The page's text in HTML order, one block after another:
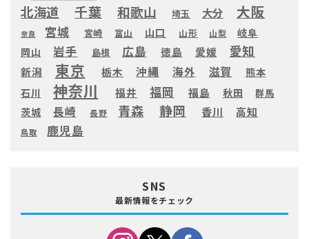
北海道 千葉 和歌山 埼玉 大分 大阪
奈良 宮城 宮崎 富山 山口 山形 山梨
岐阜
岡山
岩手 島根 広島 徳島 愛媛 愛知
新潟 東京 栃木 沖縄 海外 滋賀
熊本
石川
神奈川 福井 福岡 福島 秋田 群馬
茨城 長崎 長野 青森 静岡 香川 高知
鳥取 鹿児島
SNS
最新情報をチェック